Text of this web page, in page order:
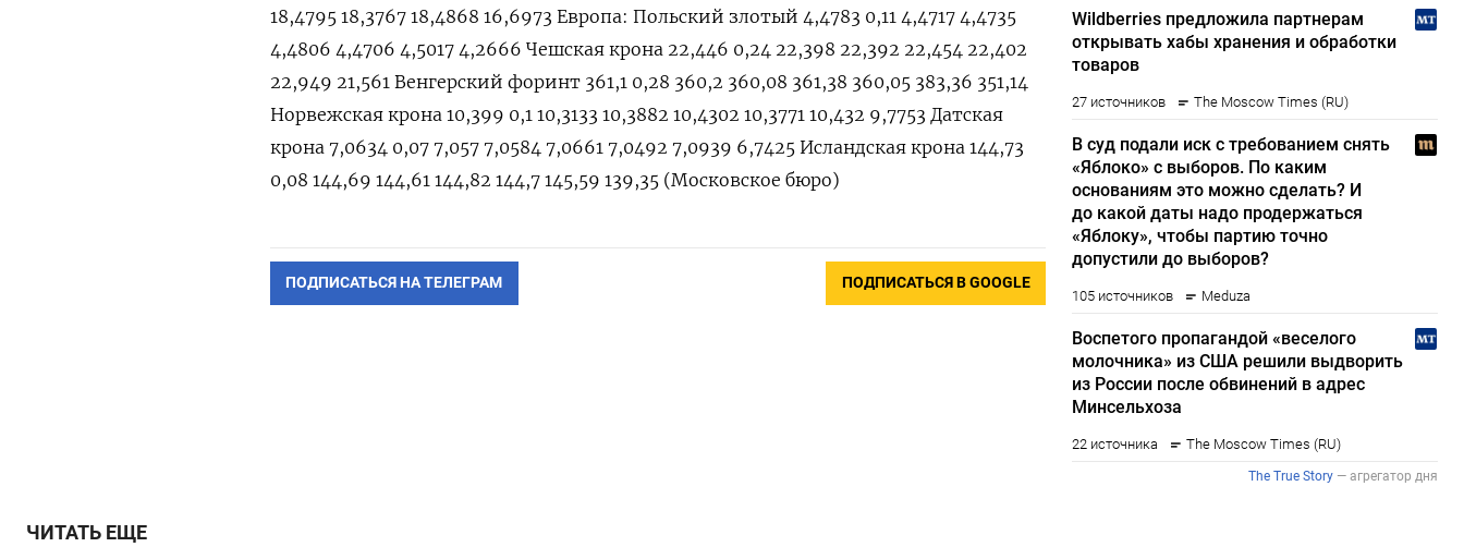
18,4795 18,3767 18,4868 16,6973 Европа: Польский злотый 4,4783 0,11 4,4717 4,4735
4,4806 4,4706 4,5017 4,2666 Чешская крона 22,446 0,24 22,398 22,392 22,454 22,402
22,949 21,561 Венгерский форинт 361,1 0,28 360,2 360,08 361,38 360,05 383,36 351,14
Норвежская крона 10,399 0,1 10,3133 10,3882 10,4302 10,3771 10,432 9,7753 Датская
крона 7,0634 0,07 7,057 7,0584 7,0661 7,0492 7,0939 6,7425 Исландская крона 144,73
0,08 144,69 144,61 144,82 144,7 145,59 139,35 (Московское бюро)
ПОДПИСАТЬСЯ НА ТЕЛЕГРАМ ПОДПИСАТЬСЯ В GOOGLE
ЧИТАТЬ ЕЩЕ